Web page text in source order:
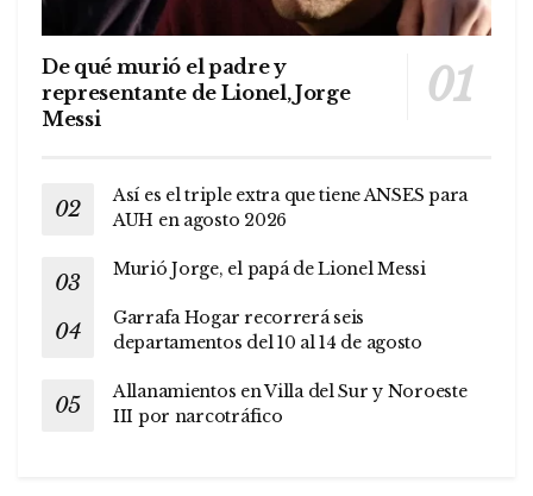
De qué murió el padre y
representante de Lionel, Jorge
Messi
Así es el triple extra que tiene ANSES para
AUH en agosto 2026
Murió Jorge, el papá de Lionel Messi
Garrafa Hogar recorrerá seis
departamentos del 10 al 14 de agosto
Allanamientos en Villa del Sur y Noroeste
III por narcotráfico